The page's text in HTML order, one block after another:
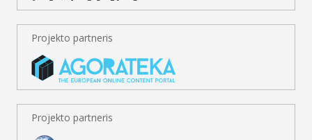
Projekto partneris
Projekto partneris